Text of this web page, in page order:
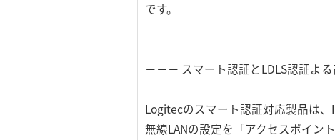
です。
－－－ スマート認証とLDLS認証よ
Logitecのスマート認証対応製品は
無線LANの設定を「アクセスポイン